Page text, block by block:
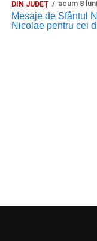
DIN JUDEȚ acum 8 luni
Mesaje de Sfântul
Nicolae pentru cei